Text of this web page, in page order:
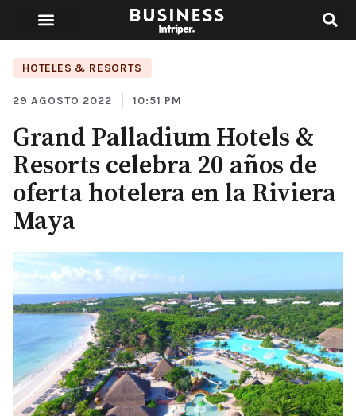
HOTELES & RESORTS
29 AGOSTO 2022 10:51 PM
Grand Palladium Hotels &
Resorts celebra 20 años de
oferta hotelera en la Riviera
Maya